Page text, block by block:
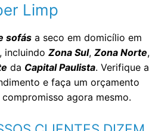
Limp
sofása seco em domicílio em
, incluindo Zona Sul, Zona Norte,
da Capital Paulista. Verifique a
e faça um orçamento
agora mesmo.